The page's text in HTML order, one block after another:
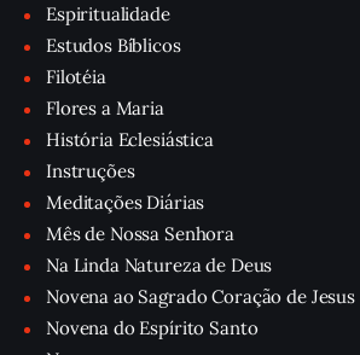
Espiritualidade
Estudos Bíblicos
Filotéia
Flores a Maria
História Eclesiástica
Instruções
Meditações Diárias
Mês de Nossa Senhora
Na Linda Natureza de Deus
Novena ao Sagrado Coração de Jesus
Novena do Espírito Santo